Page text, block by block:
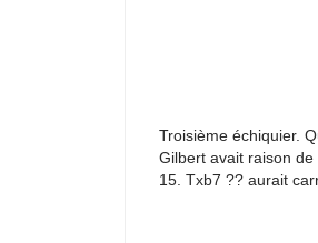
Troisième échiquier.
Gilbert avait raison
15. Txb7 ?? aurait